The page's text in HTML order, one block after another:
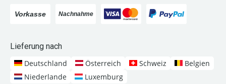
Lieferung nach
Deutschland
Österreich Schweiz
Belgien
Niederlande
Luxemburg